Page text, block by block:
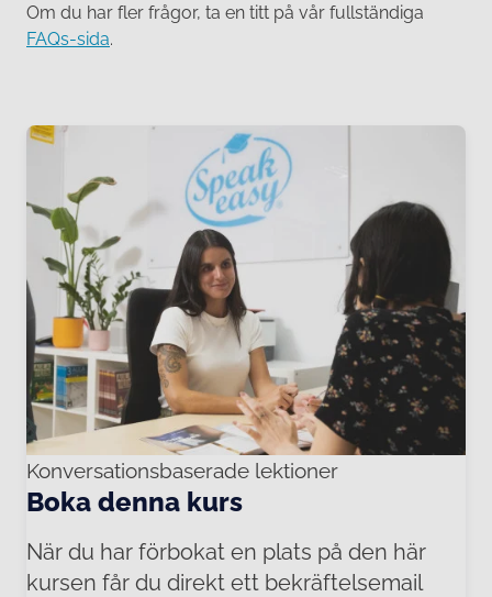
Om du har fler frågor, ta en titt på vår fullständiga
FAQs-sida.
Konversationsbaserade lektioner
Boka denna kurs
När du har förbokat en plats på den här
kursen får du direkt ett bekräftelsemail